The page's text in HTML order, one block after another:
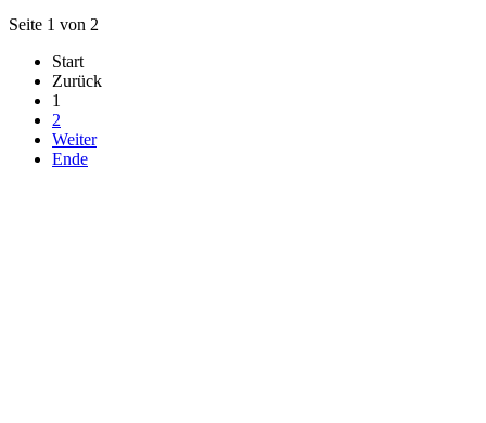
Seite 1 von 2
Start
Zurück
1
2
Weiter
Ende